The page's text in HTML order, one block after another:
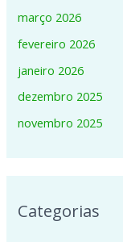
março 2026
fevereiro 2026
janeiro 2026
dezembro 2025
novembro 2025
Categorias